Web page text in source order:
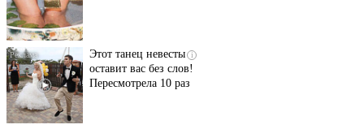
оставит вас без слов!
Пересмотрела 10 раз